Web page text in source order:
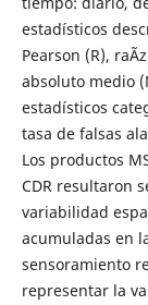
estadísticos
Pearson (R),
absoluto medio
estadísticos
tasa de falsas
Los productos
CDR resultaron
variabilidad
acumuladas en
sensoramiento
representar la